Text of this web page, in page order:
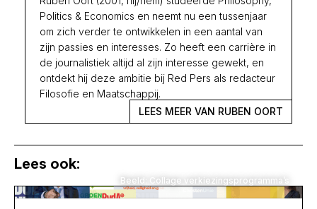
Politics & Economics en neemt nu een tussenjaar
om zich verder te ontwikkelen in een aantal van
zijn passies en interesses. Zo heeft een carrière in
de journalistiek altijd al zijn interesse gewekt, en
ontdekt hij deze ambitie bij Red Pers als redacteur
Filosofie en Maatschappij.
LEES MEER VAN RUBEN OORT
Lees ook:
Beeld: Collage verkiezingsprogramma’s